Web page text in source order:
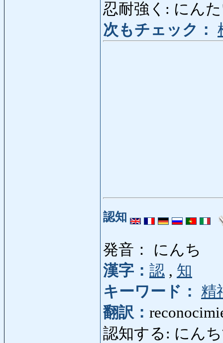
忍耐強く: にん
次もチェック：
認知
発音： にんち
漢字： 認 , 知
キーワード： 精
翻訳：
認知する: にんち